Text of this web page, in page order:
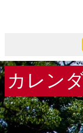
カレン